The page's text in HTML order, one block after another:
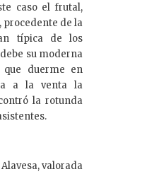
caso el frutal,
procedente de la
típica de los
su moderna
que duerme en
a la venta la
la rotunda
valorada